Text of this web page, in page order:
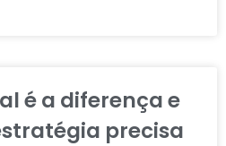
é a diferença e
precisa